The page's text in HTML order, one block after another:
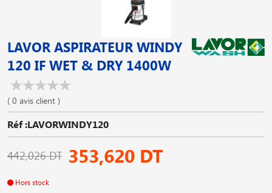
LAVOR ASPIRATEUR WINDY
120 IF WET & DRY 1400W
( 0 avis client )
Réf :LAVORWINDY120
442,026 DT 353,620 DT
Hors stock